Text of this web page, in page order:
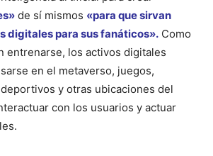
de sí mismos «para que sirvan
digitales para sus fanáticos». Como
entrenarse, los activos digitales
en el metaverso, juegos,
y otras ubicaciones del
con los usuarios y actuar